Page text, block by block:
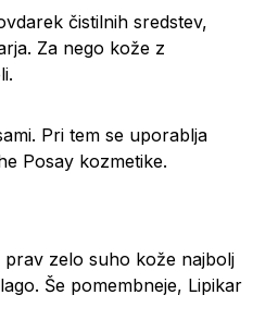
čistilnih sredstev,
Za nego kože z
Pri tem se uporablja
Posay kozmetike.
prav zelo suho kože najbolj
Še pomembneje, Lipikar